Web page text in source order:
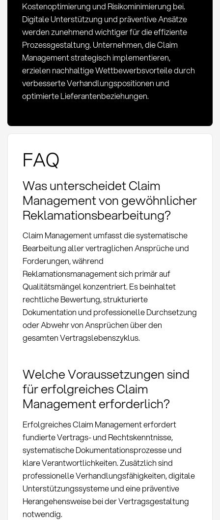
Kostenoptimierung und Risikominimierung bei.
Digitale Unterstützung und präventive Ansätze
werden zunehmend wichtiger für die effiziente
Prozessgestaltung. Unternehmen, die Claim
Management strategisch implementieren,
erzielen nachhaltige Wettbewerbsvorteile durch
verbesserte Verhandlungspositionen und
optimierte Lieferantenbeziehungen.
FAQ
Was unterscheidet Claim
Management von gewöhnlicher
Reklamationsbearbeitung?
Claim Management umfasst die systematische
Bearbeitung aller vertraglichen Ansprüche und
Forderungen, während
Reklamationsmanagement sich primär auf
Qualitätsmängel konzentriert. Es beinhaltet
rechtliche Bewertung, strukturierte
Dokumentation und professionelle Durchsetzung
oder Abwehr von Ansprüchen über den
gesamten Vertragslebenszyklus.
Welche Voraussetzungen sind
für erfolgreiches Claim
Management erforderlich?
Erfolgreiches Claim Management erfordert
fundierte Vertrags- und Rechtskenntnisse,
systematische Dokumentationsprozesse und
klare Verantwortlichkeiten. Zusätzlich sind
professionelle Verhandlungsfähigkeiten, digitale
Unterstützungssysteme und eine präventive
Herangehensweise bei der Vertragsgestaltung
notwendig.